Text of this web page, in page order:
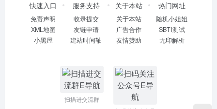
快速入口
免责声明
XML地图
小黑屋
服务支持
收录提交
友链申请
建站时间轴
关于本站
关于本站
广告合作
友情赞助
热门网址
随机小姐姐
SBTI测试
无印解析
扫描进交流群